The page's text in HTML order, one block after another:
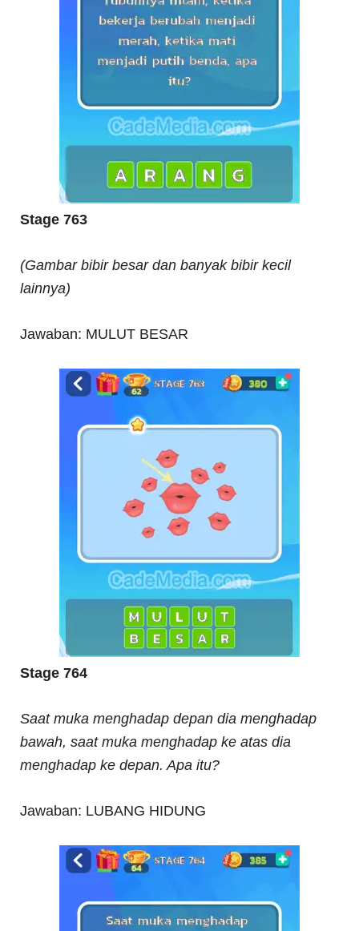
Stage 763
(Gambar bibir besar dan banyak bibir kecil
lainnya)
Jawaban: MULUT BESAR
Stage 764
Saat muka menghadap depan dia menghadap
bawah, saat muka menghadap ke atas dia
menghadap ke depan. Apa itu?
Jawaban: LUBANG HIDUNG